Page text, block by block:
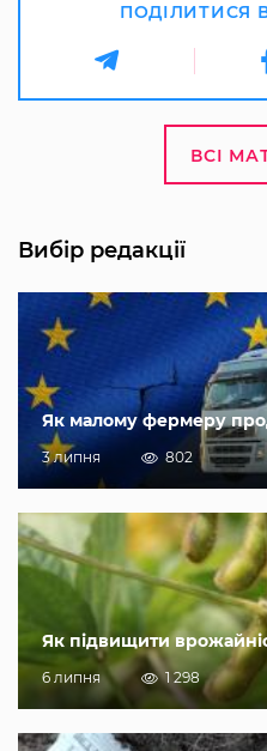
ПОДІЛИТИСЯ
ВСІ
Вибір редакції
Як малому фермеру
3 липня 802
Як підвищити
6 липня 1 298